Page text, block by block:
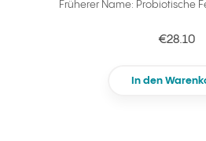
Früherer Name: Probiotische
€28.10
In den